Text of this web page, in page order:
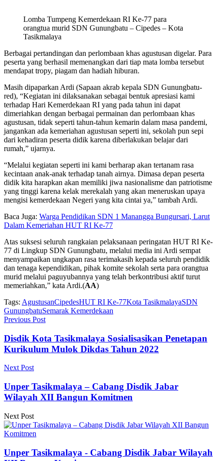
Lomba Tumpeng Kemerdekaan RI Ke-77 para
orangtua murid SDN Gunungbatu – Cipedes – Kota
Tasikmalaya
Berbagai pertandingan dan perlombaan khas agustusan digelar. Para
peserta yang berhasil memenangkan dari tiap mata lomba tersebut
mendapat tropy, piagam dan hadiah hiburan.
Masih dipaparkan Ardi (Sapaan akrab kepala SDN Gunungbatu-
red), “Kegiatan ini dilaksanakan sebagai bentuk apresiasi kami
terhadap Hari Kemerdekaan RI yang pada tahun ini dapat
dimeriahkan dengan berbagai permainan dan perlombaan khas
agustusan, tidak seperti tahun-tahun kemarin dalam masa pandemi,
jangankan ada kemeriahan agustusan seperti ini, sekolah pun sepi
dari kehadiran peserta didik karena diberlakukan belajar dari
rumah,” ujarnya.
“Melalui kegiatan seperti ini kami berharap akan tertanam rasa
kecintaan anak-anak terhadap tanah airnya. Dimasa depan peserta
didik kita harapkan akan memiliki jiwa nasionalisme dan patriotisme
yang tinggi karena kelak merekalah yang akan meneruskan upaya
mengisi kemerdekaan Negeri yang kita cintai ya,” tambah Ardi.
Baca Juga: Warga Pendidikan SDN 1 Manangga Bungursari, Larut
Dalam Kemeriahan HUT RI Ke-77
Atas suksesi seluruh rangkaian pelaksanaan peringatan HUT RI Ke-
77 di Lingkup SDN Gunungbatu, melalui media ini Ardi sempat
menyampaikan ungkapan rasa terimakasih kepada seluruh pendidik
dan tenaga kependidikan, pihak komite sekolah serta para orangtua
murid melalui paguyubannya yang telah berkontribusi aktif turut
memeriahkan,” kata Ardi.(AA)
Tags: AgustusanCipedesHUT RI Ke-77Kota TasikmalayaSDN
GunungbatuSemarak Kemerdekaan
Previous Post
Disdik Kota Tasikmalaya Sosialisasikan Penetapan
Kurikulum Mulok Dikdas Tahun 2022
Next Post
Unper Tasikmalaya – Cabang Disdik Jabar
Wilayah XII Bangun Komitmen
Next Post
Unper Tasikmalaya - Cabang Disdik Jabar Wilayah